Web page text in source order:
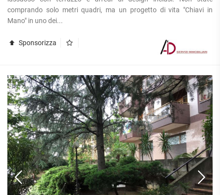
QUADRILOCALI
CASE
MANSARDE
VILLE
STANZE
RUSTICI E
CASALI
UFFICI
IN
APPARTAMENTI
PIANO
CON BOX
APPARTAMENTI
VICINO
ALLA
METROPOLITANA
VILLETTE
A
SCHIERA
comprando solo metri quadri, ma un progetto di vita "Chiavi in
Mano" in uno dei...
Sponsorizza